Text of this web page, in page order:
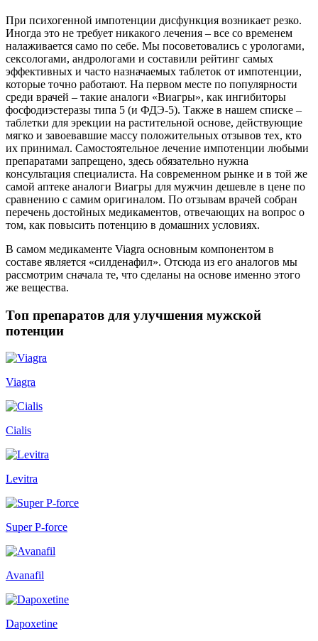
При психогенной импотенции дисфункция возникает резко.
Иногда это не требует никакого лечения – все со временем
налаживается само по себе. Мы посоветовались с урологами,
сексологами, андрологами и составили рейтинг самых
эффективных и часто назначаемых таблеток от импотенции,
которые точно работают. На первом месте по популярности
среди врачей – такие аналоги «Виагры», как ингибиторы
фосфодиэстеразы типа 5 (и ФДЭ-5). Также в нашем списке –
таблетки для эрекции на растительной основе, действующие
мягко и завоевавшие массу положительных отзывов тех, кто
их принимал. Самостоятельное лечение импотенции любыми
препаратами запрещено, здесь обязательно нужна
консультация специалиста. На современном рынке и в той же
самой аптеке аналоги Виагры для мужчин дешевле в цене по
сравнению с самим оригиналом. По отзывам врачей собран
перечень достойных медикаментов, отвечающих на вопрос о
том, как повысить потенцию в домашних условиях.
В самом медикаменте Viagra основным компонентом в
составе является «силденафил». Отсюда из его аналогов мы
рассмотрим сначала те, что сделаны на основе именно этого
же вещества.
Топ препаратов для улучшения мужской
потенции
Viagra
Cialis
Levitra
Super P-force
Avanafil
Dapoxetine